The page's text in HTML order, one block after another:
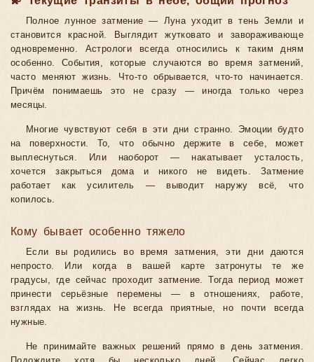
Полное лунное затмение — Луна уходит в тень Земли и
становится красной. Выглядит жутковато и завораживающе
одновременно. Астрологи всегда относились к таким дням
особенно. События, которые случаются во время затмений,
часто меняют жизнь. Что-то обрывается, что-то начинается.
Причём понимаешь это не сразу — иногда только через
месяцы.
Многие чувствуют себя в эти дни странно. Эмоции будто
на поверхности. То, что обычно держите в себе, может
выплеснуться. Или наоборот — накатывает усталость,
хочется закрыться дома и никого не видеть. Затмение
работает как усилитель — выводит наружу всё, что
копилось.
Кому бывает особенно тяжело
Если вы родились во время затмения, эти дни даются
непросто. Или когда в вашей карте затронуты те же
градусы, где сейчас проходит затмение. Тогда период может
принести серьёзные перемены — в отношениях, работе,
взглядах на жизнь. Не всегда приятные, но почти всегда
нужные.
Не принимайте важных решений прямо в день затмения.